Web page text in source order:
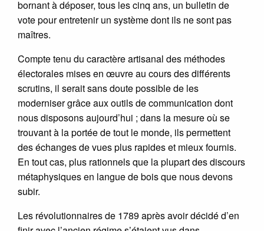
bornant à déposer, tous les cinq ans, un bulletin de
vote pour entretenir un système dont ils ne sont pas
maîtres.
Compte tenu du caractère artisanal des méthodes
électorales mises en œuvre au cours des différents
scrutins, il serait sans doute possible de les
moderniser grâce aux outils de communication dont
nous disposons aujourd’hui ; dans la mesure où se
trouvant à la portée de tout le monde, ils permettent
des échanges de vues plus rapides et mieux fournis.
En tout cas, plus rationnels que la plupart des discours
métaphysiques en langue de bois que nous devons
subir.
Les révolutionnaires de 1789 après avoir décidé d’en